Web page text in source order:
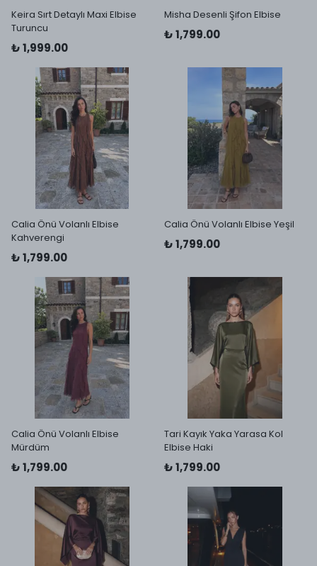
Keira Sırt Detaylı Maxi Elbise
Turuncu
₺ 1,999.00
Misha Desenli Şifon Elbise
₺ 1,799.00
Calia Önü Volanlı Elbise
Kahverengi
₺ 1,799.00
Calia Önü Volanlı Elbise Yeşil
₺ 1,799.00
Calia Önü Volanlı Elbise
Mürdüm
₺ 1,799.00
Tari Kayık Yaka Yarasa Kol
Elbise Haki
₺ 1,799.00